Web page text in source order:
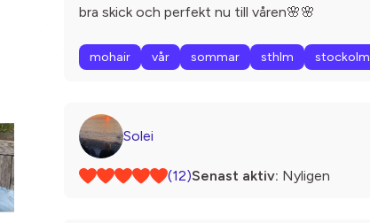
bra skick och perfekt nu till våren🌸🌸
mohair vår sommar sthlm stockolm
Solei
(12)Senast aktiv: Nyligen